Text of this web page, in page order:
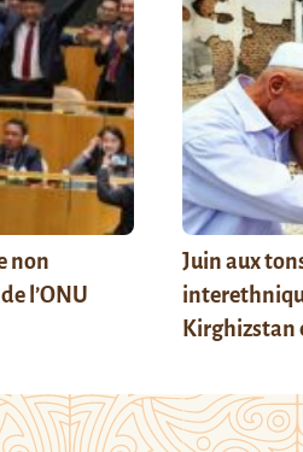
non
l’ONU
Juin aux
Kirghizstan